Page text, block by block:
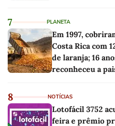
7 PLANETA
Em 1997,
Costa Rica com
de laranja; 16
reconheceu a
8 NOTÍCIAS
Lotofácil 3752
feira e prêmio